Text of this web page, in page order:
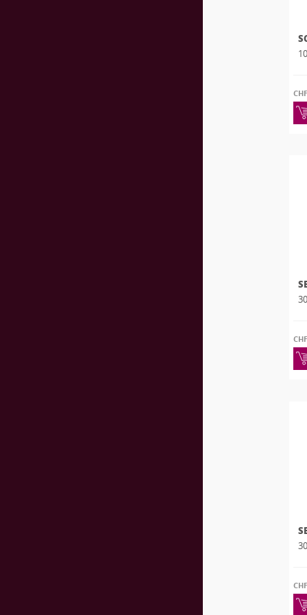
CHF
CHF
CHF